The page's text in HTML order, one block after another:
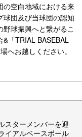
の空白地域における来
団及び当球団の認知
球振興へと繋がるこ
「TRIAL BASEBAL
へお越しください。
スターメンバーを迎
イアルベースボール